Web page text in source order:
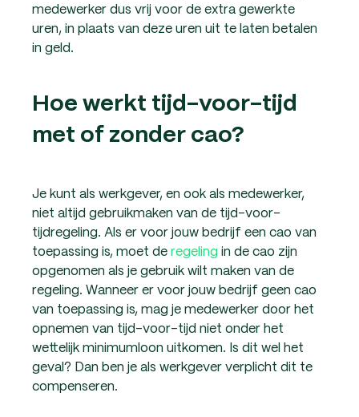
medewerker dus vrij voor de extra gewerkte
uren, in plaats van deze uren uit te laten betalen
in geld.
Hoe werkt tijd-voor-tijd
met of zonder cao?
Je kunt als werkgever, en ook als medewerker,
niet altijd gebruikmaken van de tijd-voor-
tijdregeling. Als er voor jouw bedrijf een cao van
toepassing is, moet deregeling in de cao zijn
opgenomen als je gebruik wilt maken van de
regeling. Wanneer er voor jouw bedrijf geen cao
van toepassing is, mag je medewerker door het
opnemen van tijd-voor-tijd niet onder het
wettelijk minimumloon uitkomen. Is dit wel het
geval? Dan ben je als werkgever verplicht dit te
compenseren.